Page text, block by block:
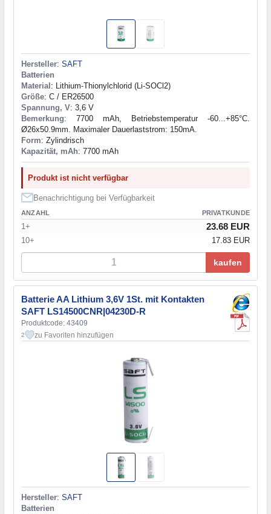
Hersteller: SAFT
Batterien
Material : Lithium-Thionylchlorid (Li-SOCl2)
Größe: C / ER26500
Spannung, V: 3,6 V
Bemerkung: 7700 mAh, Betriebstemperatur -60...+85°C.
Ø26x50.9mm. Maximaler Dauerlaststrom: 150mA.
Form: Zylindrisch
Kapazität, mAh: 7700 mAh
Produkt ist nicht verfügbar
Benachrichtigung bei Verfügbarkeit
ANZAHL PRIVATKUNDE
1+ 23.68 EUR
10+ 17.83 EUR
kaufen
Batterie AA Lithium 3,6V 1St. mit Kontakten
SAFT LS14500CNR|04230D-R
Produktcode: 43409
2 zu Favoriten hinzufügen
Hersteller: SAFT
Batterien